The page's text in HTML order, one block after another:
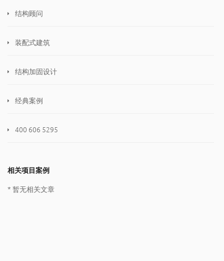
结构顾问
装配式建筑
结构加固设计
经典案例
400 606 5295
相关项目案例
* 暂无相关文章